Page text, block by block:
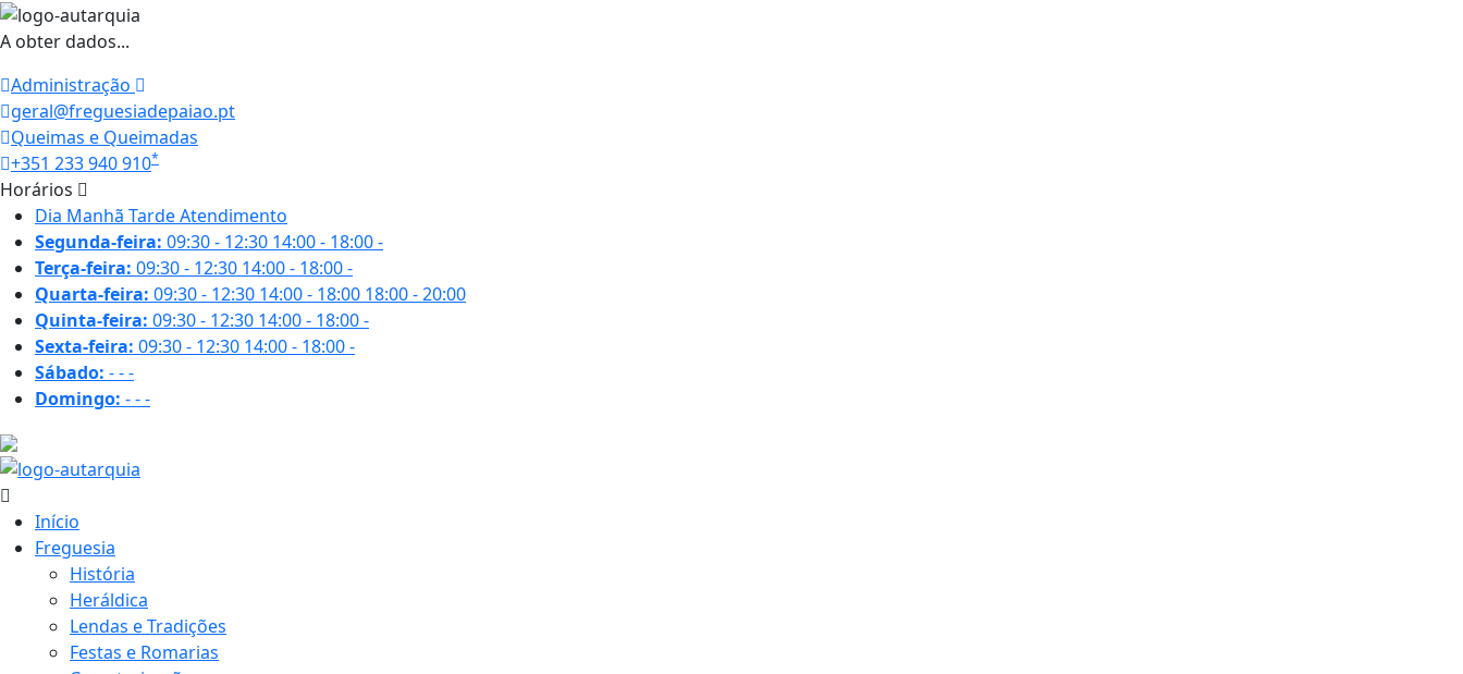
A obter dados...
Administração
geral@freguesiadepaiao.pt
Queimas e Queimadas
+351 233 940 910*
Horários
Dia Manhã TardeAtendimento
Segunda-feira: 09:30 - 12:30 14:00 - 18:00-
Terça-feira: 09:30 - 12:30 14:00 - 18:00-
Quarta-feira: 09:30 - 12:30 14:00 - 18:00 18:00 - 20:00
Quinta-feira: 09:30 - 12:30 14:00 - 18:00-
Sexta-feira: 09:30 - 12:30 14:00 - 18:00-
Sábado: ---
Domingo: ---
Início
Freguesia
História
Heráldica
Lendas e Tradições
Festas e Romarias